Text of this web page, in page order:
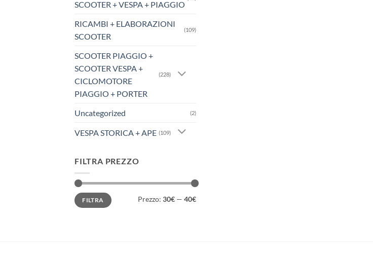
SCOOTER + VESPA + PIAGGIO
RICAMBI + ELABORAZIONI
SCOOTER
(109)
SCOOTER PIAGGIO +
SCOOTER VESPA +
CICLOMOTORE
PIAGGIO + PORTER
(228)
Uncategorized (2)
VESPA STORICA + APE (109)
FILTRA PREZZO
Prezzo
Min
Prezzo
MaxFILTRA Prezzo: 30€ — 40€